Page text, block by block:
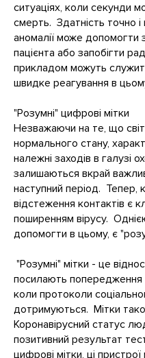
ситуаціях, коли секунди
смерть. Здатність точно
аномалії може допомогти
пацієнта або запобігти
прикладом можуть
швидке реагування в
"Розумні" цифрові мітки
Незважаючи на те, що
нормального стану,
належні заходів в галузі
залишаються вкрай
наступний період. Тепер,
відстеження контактів
поширенням вірусу.
допомогти в цьому, є
"Розумні" мітки - це
посилають попередження
коли протоколи
дотримуються. Мітки
Коронавірусний статус
позитивний результат
цифрові мітки, ці